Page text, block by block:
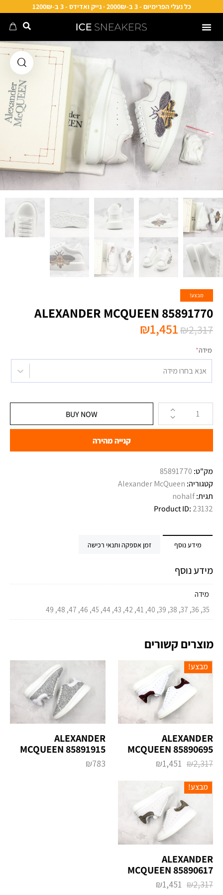
כל נעלי הפרימיום - 3 ב-2000₪ · נייק ואדידס - 3 ב-1200₪
מבצע!
ALEXANDER MCQUEEN 85891770
₪2,317
₪1,451
מידה*
אנא בחרו מידה
BUY NOW
קנייה מהירה
מק"ט: 85891770
קטגוריה: Alexander McQueen
תגית:nohalf
Product ID: 23132
מידע נוסף זמן אספקה ותנאי רכישה
מידע נוסף
מידה
35, 36, 37, 38, 39, 40, 41, 42, 43, 44, 45, 46, 47, 48, 49
מוצרים קשורים
מבצע!
ALEXANDER
MCQUEEN 85890695
₪2,317
₪1,451
ALEXANDER
MCQUEEN 85891915
₪783
מבצע!
ALEXANDER
MCQUEEN 85890617
₪2,317
₪1,451